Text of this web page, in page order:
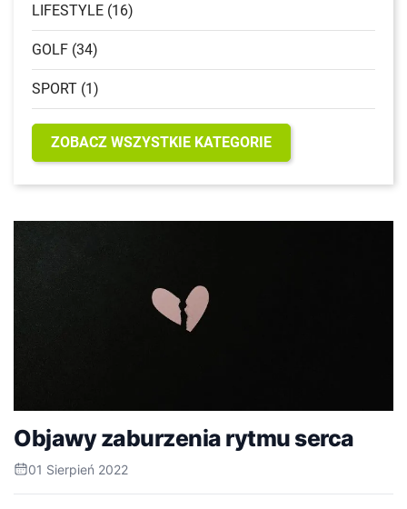
LIFESTYLE (16)
GOLF (34)
SPORT (1)
ZOBACZ WSZYSTKIE KATEGORIE
Objawy zaburzenia rytmu serca
01 Sierpień 2022